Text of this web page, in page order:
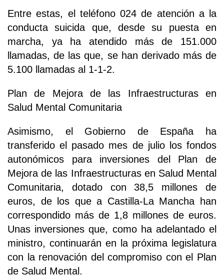
Entre estas, el teléfono 024 de atención a la
conducta suicida que, desde su puesta en
marcha, ya ha atendido más de 151.000
llamadas, de las que, se han derivado más de
5.100 llamadas al 1-1-2.
Plan de Mejora de las Infraestructuras en
Salud Mental Comunitaria
Asimismo, el Gobierno de España ha
transferido el pasado mes de julio los fondos
autonómicos para inversiones del Plan de
Mejora de las Infraestructuras en Salud Mental
Comunitaria, dotado con 38,5 millones de
euros, de los que a Castilla-La Mancha han
correspondido más de 1,8 millones de euros.
Unas inversiones que, como ha adelantado el
ministro, continuarán en la próxima legislatura
con la renovación del compromiso con el Plan
de Salud Mental.